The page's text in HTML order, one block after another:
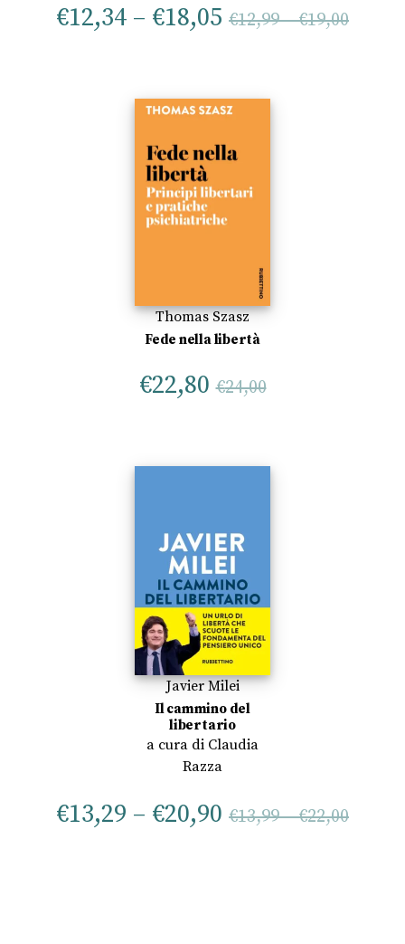
€12,34 – €18,05 €12,99–€19,00
Thomas Szasz
Fede nella libertà
€22,80 €24,00
Javier Milei
Il cammino del
libertario
a cura di Claudia
Razza
€13,29 – €20,90 €13,99–€22,00